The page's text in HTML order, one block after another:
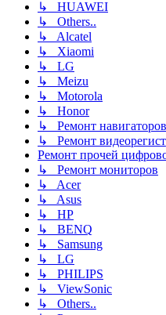
↳ HUAWEI
↳ Others..
↳ Alcatel
↳ Xiaomi
↳ LG
↳ Meizu
↳ Motorola
↳ Honor
↳ Ремонт навигаторов
↳ Ремонт
Ремонт прочей
↳ Ремонт мониторов
↳ Acer
↳ Asus
↳ HP
↳ BENQ
↳ Samsung
↳ LG
↳ PHILIPS
↳ ViewSonic
↳ Others..